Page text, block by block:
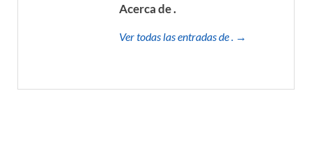
Acerca de .
Ver todas las entradas de . →